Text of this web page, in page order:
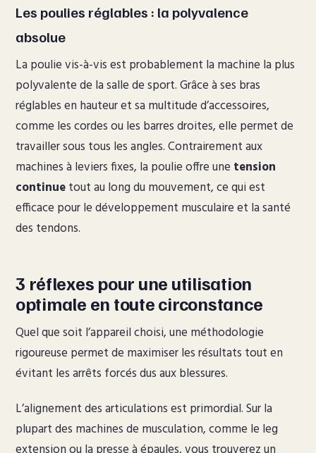
Les poulies réglables : la polyvalence
absolue
La poulie vis-à-vis est probablement la machine la plus
polyvalente de la salle de sport. Grâce à ses bras
réglables en hauteur et sa multitude d’accessoires,
comme les cordes ou les barres droites, elle permet de
travailler sous tous les angles. Contrairement aux
machines à leviers fixes, la poulie offre une tension
continuetout au long du mouvement, ce qui est
efficace pour le développement musculaire et la santé
des tendons.
3 réflexes pour une utilisation
optimale en toute circonstance
Quel que soit l’appareil choisi, une méthodologie
rigoureuse permet de maximiser les résultats tout en
évitant les arrêts forcés dus aux blessures.
L’alignement des articulations est primordial. Sur la
plupart des machines de musculation, comme le leg